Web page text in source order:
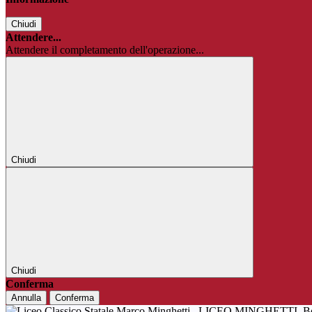
Chiudi
Attendere...
Attendere il completamento dell'operazione...
Chiudi
Chiudi
Conferma
Annulla Conferma